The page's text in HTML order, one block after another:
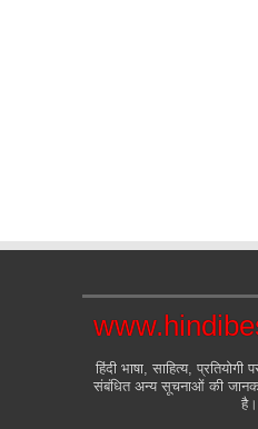
हिंदी भाषा, साहित्य,
संबंधित अन्य सूचनाओं की
है।